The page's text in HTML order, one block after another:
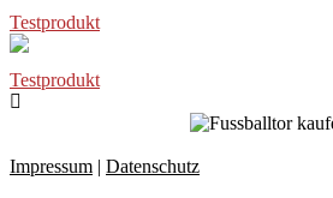
Testprodukt
Testprodukt
Impressum | Datenschutz